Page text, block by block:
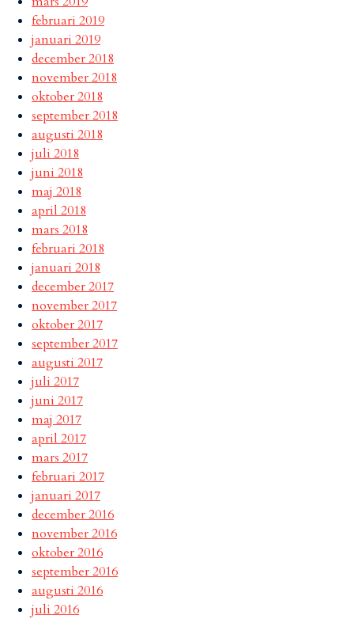
februari 2019
januari 2019
december 2018
november 2018
oktober 2018
september 2018
augusti 2018
juli 2018
juni 2018
maj 2018
april 2018
mars 2018
februari 2018
januari 2018
december 2017
november 2017
oktober 2017
september 2017
augusti 2017
juli 2017
juni 2017
maj 2017
april 2017
mars 2017
februari 2017
januari 2017
december 2016
november 2016
oktober 2016
september 2016
augusti 2016
juli 2016